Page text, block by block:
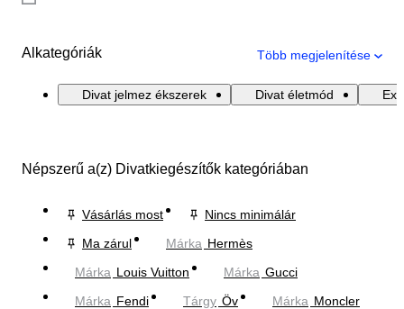
Alkategóriák Több megjelenítése
Divat jelmez ékszerek Divat életmód
Népszerű a(z) Divatkiegészítők kategóriában
Vásárlás most
Nincs minimálár
Ma zárul
Márka Hermès
Márka Louis Vuitton Márka Gucci
Márka Fendi Tárgy Öv Márka Moncler